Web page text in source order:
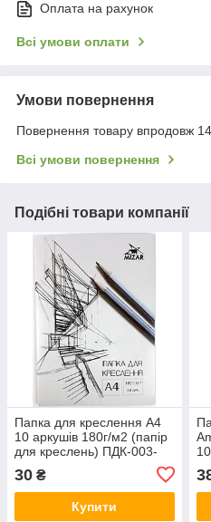
Оплата на рахунок
Всі умови оплати
Умови повернення
Повернення товару впродовж
Всі умови повернення
Подібні товари компанії
Папка для креслення А4
10 аркушів 180г/м2 (папір
для креслень) ПДК-003-
30 ₴
Купити